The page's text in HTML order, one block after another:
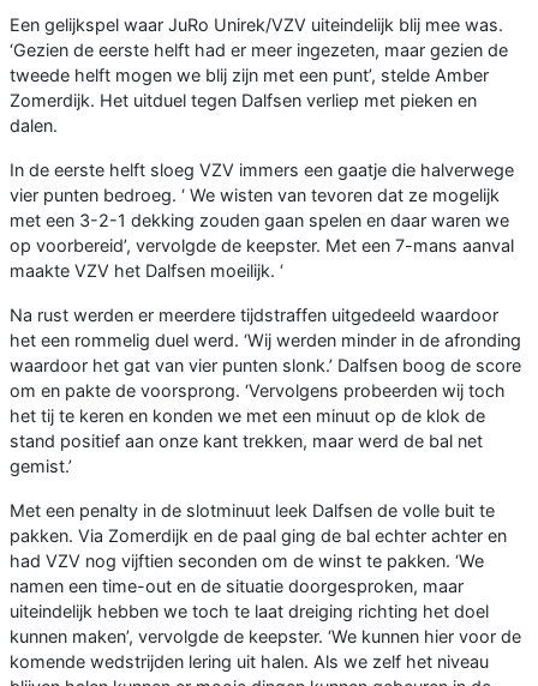
Een gelijkspel waar JuRo Unirek/VZV uiteindelijk blij mee was.
‘Gezien de eerste helft had er meer ingezeten, maar gezien de
tweede helft mogen we blij zijn met een punt’, stelde Amber
Zomerdijk. Het uitduel tegen Dalfsen verliep met pieken en
dalen.
In de eerste helft sloeg VZV immers een gaatje die halverwege
vier punten bedroeg. ‘ We wisten van tevoren dat ze mogelijk
met een 3-2-1 dekking zouden gaan spelen en daar waren we
op voorbereid’, vervolgde de keepster. Met een 7-mans aanval
maakte VZV het Dalfsen moeilijk. ‘
Na rust werden er meerdere tijdstraffen uitgedeeld waardoor
het een rommelig duel werd. ‘Wij werden minder in de afronding
waardoor het gat van vier punten slonk.’ Dalfsen boog de score
om en pakte de voorsprong. ‘Vervolgens probeerden wij toch
het tij te keren en konden we met een minuut op de klok de
stand positief aan onze kant trekken, maar werd de bal net
gemist.’
Met een penalty in de slotminuut leek Dalfsen de volle buit te
pakken. Via Zomerdijk en de paal ging de bal echter achter en
had VZV nog vijftien seconden om de winst te pakken. ‘We
namen een time-out en de situatie doorgesproken, maar
uiteindelijk hebben we toch te laat dreiging richting het doel
kunnen maken’, vervolgde de keepster. ‘We kunnen hier voor de
komende wedstrijden lering uit halen. Als we zelf het niveau